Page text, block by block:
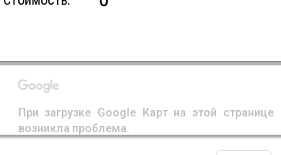
При загрузке Google Карт на этой странице
возникла проблема.